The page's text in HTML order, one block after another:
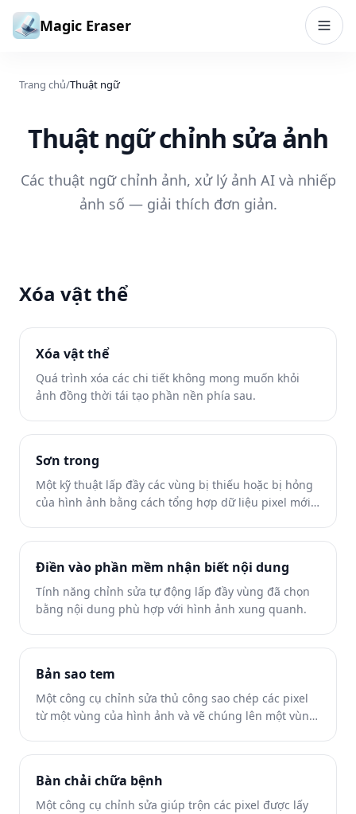
Bỏ qua đến nội dung
Magic Eraser
Trang chủ/Thuật ngữ
Thuật ngữ chỉnh sửa ảnh
Các thuật ngữ chỉnh ảnh, xử lý ảnh AI và nhiếp
ảnh số — giải thích đơn giản.
Xóa vật thể
Xóa vật thể
Quá trình xóa các chi tiết không mong muốn khỏi
ảnh đồng thời tái tạo phần nền phía sau.
Sơn trong
Một kỹ thuật lấp đầy các vùng bị thiếu hoặc bị hỏng
của hình ảnh bằng cách tổng hợp dữ liệu pixel mới
Điền vào phần mềm nhận biết nội dung
Tính năng chỉnh sửa tự động lấp đầy vùng đã chọn
bằng nội dung phù hợp với hình ảnh xung quanh.
Bản sao tem
Một công cụ chỉnh sửa thủ công sao chép các pixel
từ một vùng của hình ảnh và vẽ chúng lên một vùng
Bàn chải chữa bệnh
Một công cụ chỉnh sửa giúp trộn các pixel được lấy